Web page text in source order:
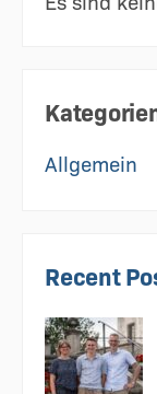
Allgemein
Recent